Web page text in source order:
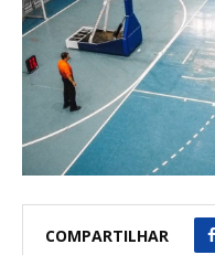
COMPARTILHAR